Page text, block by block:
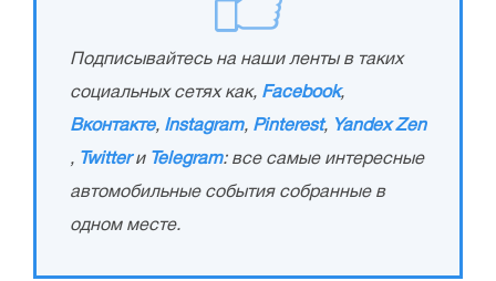
Подписывайтесь на наши ленты в таких
социальных сетях как, Facebook,
Вконтакте, Instagram, Pinterest, Yandex Zen
, Twitterи Telegram: все самые интересные
автомобильные события собранные в
одном месте.